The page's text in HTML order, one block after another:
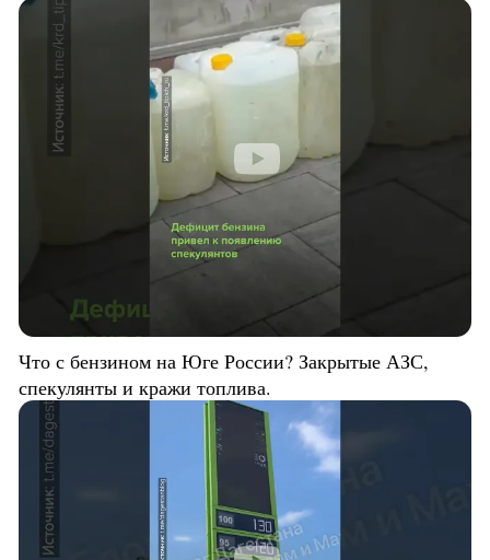
Что с бензином на Юге России? Закрытые АЗС,
спекулянты и кражи топлива.